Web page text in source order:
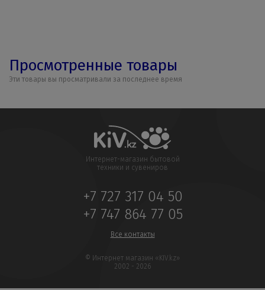
Просмотренные товары
Эти товары вы просматривали за последнее время
Интернет-магазин бытовой
техники и сувениров
+7 727 317 04 50
+7 747 864 77 05
Все контакты
© Интернет магазин «KIV.kz»
2002 - 2026